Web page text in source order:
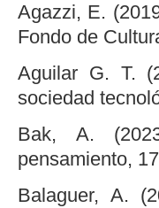
Agazzi, E.
Fondo de
Aguilar G. T.
sociedad
Bak, A.
pensamiento,
Balaguer, A.